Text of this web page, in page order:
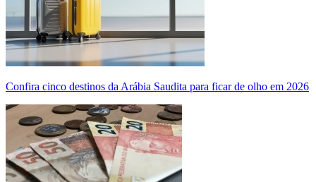
Confira cinco destinos da Arábia Saudita para ficar de olho em 2026